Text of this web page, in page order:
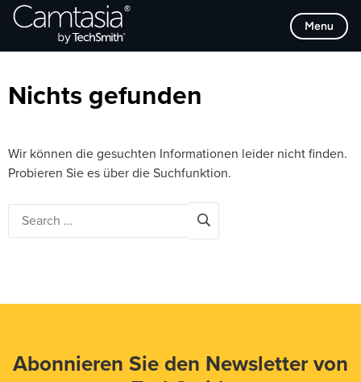
Direkt
zum
Menu
Browse Categories
Nichts gefunden
Wir können die gesuchten Informationen leider nicht finden.
Probieren Sie es über die Suchfunktion.
Abonnieren Sie den Newsletter von